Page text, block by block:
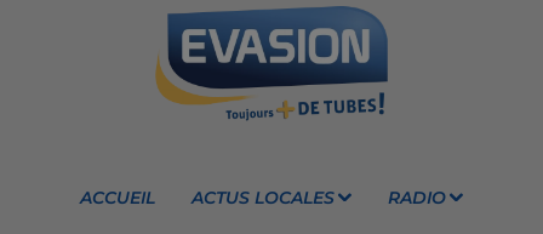
ACCUEIL ACTUS LOCALES RADIO